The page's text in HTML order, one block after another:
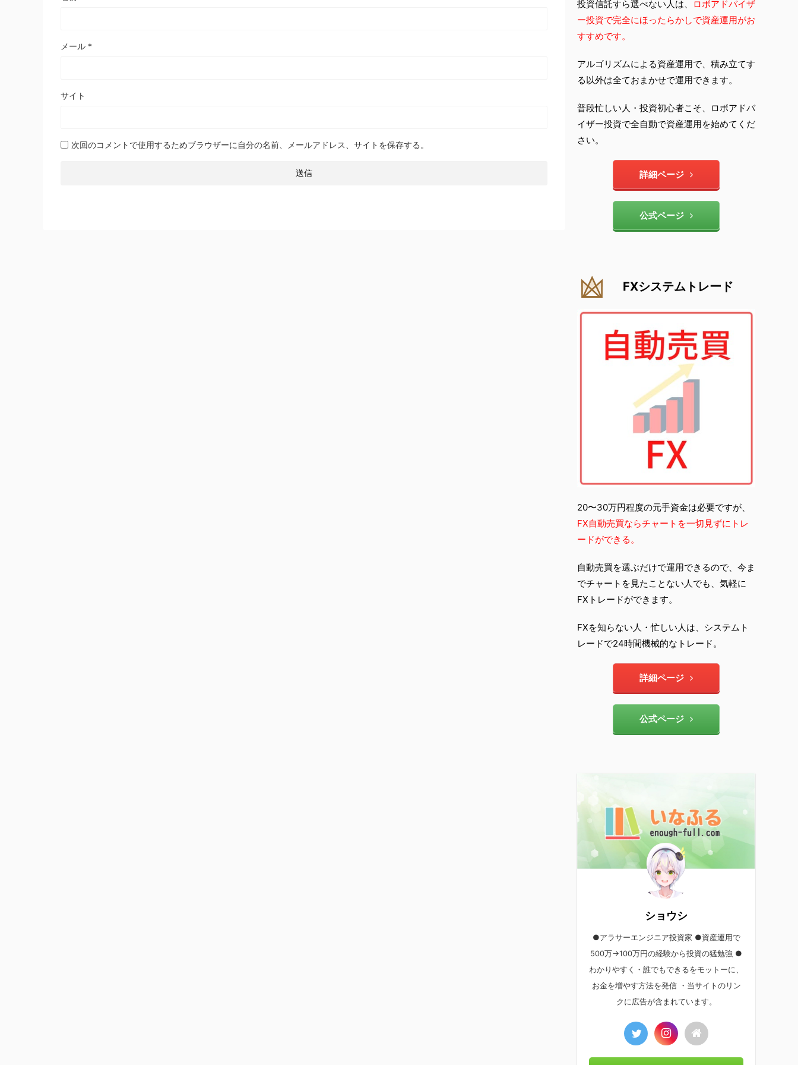
メール *
サイト
次回のコメントで使用するためブラウザーに自分の名前、メールアドレス、サイトを保存する。
投資信託すら選べない人は、
ロボアドバイザ
ー投資で完全にほったらかしで資産運用がお
すすめです。
アルゴリズムによる資産運用で、積み立てす
る以外は全ておまかせで運用できます。
普段忙しい人・投資初心者こそ、ロボアドバ
イザー投資で全自動で資産運用を始めてくだ
さい。
詳細ページ
公式ページ
FXシステムトレード
20〜30万円程度の元手資金は必要ですが、
FX自動売買ならチャートを一切見ずにトレ
ードができる。
自動売買を選ぶだけで運用できるので、今ま
でチャートを見たことない人でも、気軽に
FXトレードができます。
FXを知らない人・忙しい人は、システムト
レードで24時間機械的なトレード。
詳細ページ
公式ページ
ショウシ
●アラサーエンジニア投資家 ●資産運用で
500万→100万円の経験から投資の猛勉強 ●
わかりやすく・誰でもできるをモットーに、
お金を増やす方法を発信 ・当サイトのリン
クに広告が含まれています。